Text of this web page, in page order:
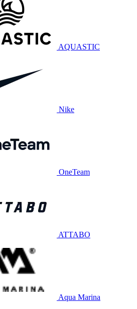
AQUASTIC
Nike
OneTeam
ATTABO
Aqua Marina